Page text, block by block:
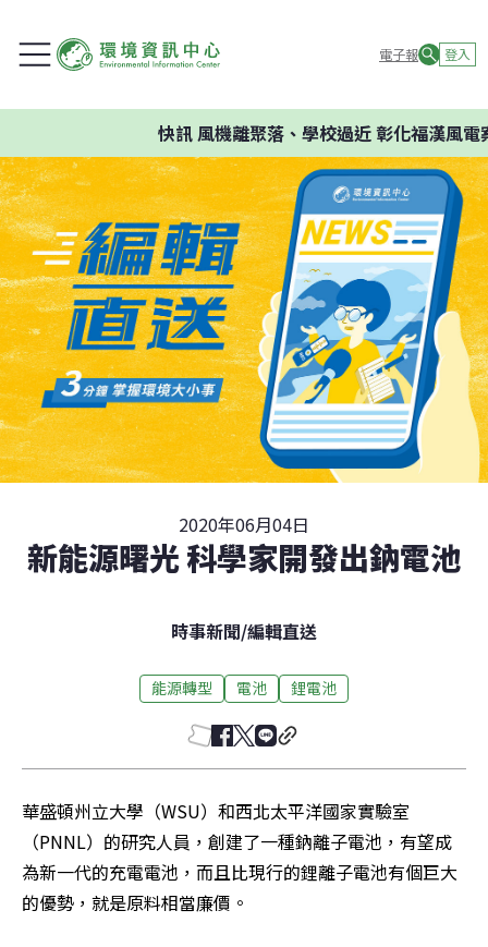
電子報 登入
快訊風機離聚落、學校過近 彰化福漢風電
2020年06月04日
新能源曙光 科學家開發出鈉電池
時事新聞/編輯直送
能源轉型 電池 鋰電池
華盛頓州立大學（WSU）和西北太平洋國家實驗室
（PNNL）的研究人員，創建了一種鈉離子電池，有望成
為新一代的充電電池，而且比現行的鋰離子電池有個巨大
的優勢，就是原料相當廉價。